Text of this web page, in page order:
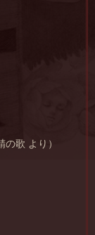
歌 より）